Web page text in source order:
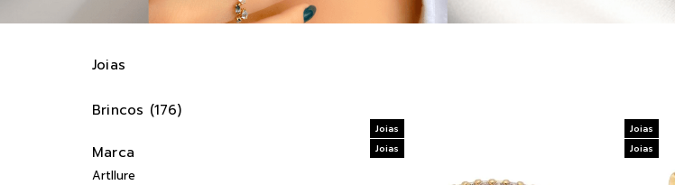
Joias
Brincos (176)
Marca
Artllure
Joias
Joias
Joias
Joias